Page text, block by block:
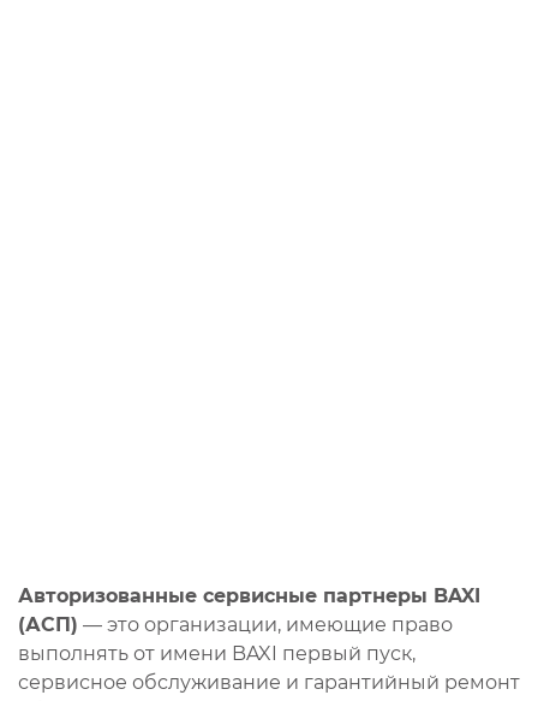
Авторизованные сервисные партнеры BAXI
(АСП) — это организации, имеющие право
выполнять от имени BAXI первый пуск,
сервисное обслуживание и гарантийный ремонт